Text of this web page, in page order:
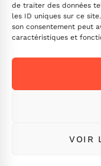
de traiter des données
les ID uniques sur ce
son consentement peut
caractéristiques et
VOIR